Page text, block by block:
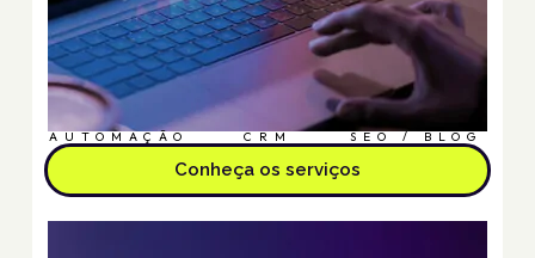
AUTOMAÇÃO CRM SEO / BLOG
Conheça os serviços